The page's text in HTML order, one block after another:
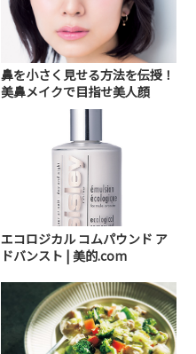
鼻を小さく見せる方法を伝授！
美鼻メイクで目指せ美人顔
エコロジカル コムパウンド ア
ドバンスト | 美的.com